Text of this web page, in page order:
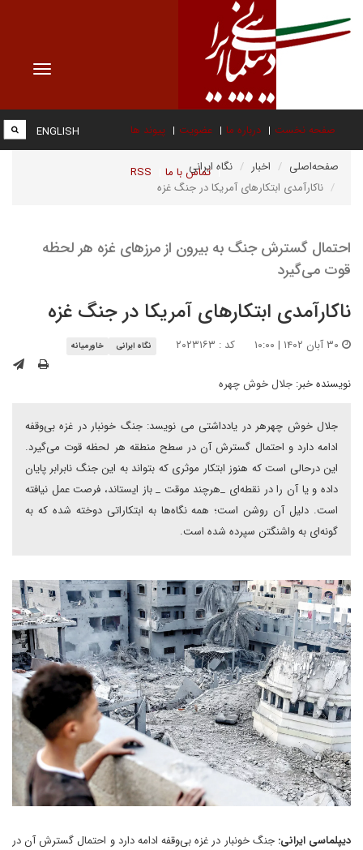
Toggle
صفحه نخست درباره ما عضویت پیوند ها
تماس با ما RSS
ENGLISH
صفحه‌اصلی اخبار
نگاه ایرانی
ناکارآمدی ابتکار‌های آمریکا در جنگ غزه
احتمال گسترش جنگ به بیرون از مرزهای غزه هر لحظه
قوت می‌گیرد
ناکارآمدی ابتکار‌های آمریکا در جنگ غزه
کد : ۲۰۲۳۱۶۳ نگاه ایرانی خاورمیانه
نویسنده خبر: جلال خوش چهره
جلال خوش چهرهر در یادداشتی می نویسد: جنگ خونبار در غزه بی‌وقفه
ادامه دارد و احتمال گسترش آن در سطح منطقه هر لحظه قوت می‌گیرد.
این درحالی است که هنوز ابتکار موثری که بتواند به این جنگ نابرابر پایان
داده و یا آن را در نقطه‌ای _هرچند موقت _ باز ایستاند، فرصت عمل نیافته
است. دلیل آن روشن است؛ همه نگاه‌ها به ابتکاراتی دوخته شده که به
گونه‌ای به واشنگتن سپرده شده است.
دیپلماسی ایرانی: جنگ خونبار در غزه بی‌وقفه ادامه دارد و احتمال گسترش آن در